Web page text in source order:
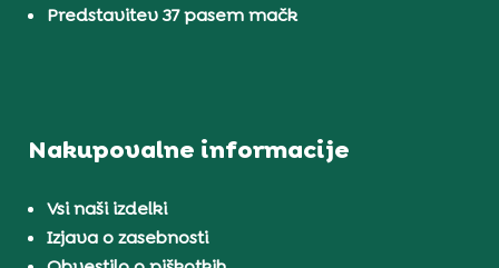
Predstavitev 37 pasem mačk
Nakupovalne informacije
Vsi naši izdelki
Izjava o zasebnosti